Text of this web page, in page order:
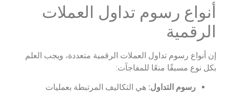
أنواع رسوم تداول العملات
الرقمية
إن أنواع رسوم تداول العملات الرقمية متعددة، ويجب العلم
بكل نوع مسبقًا منعًا للمفاجآت:
رسوم التداول: هي التكاليف المرتبطة بعمليات